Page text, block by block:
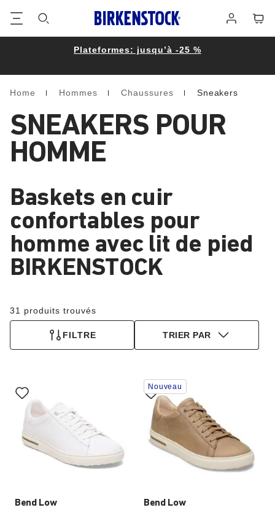
connecter
Plateformes: jusqu’à -25 %
Homepage
Home Hommes Chaussures Sneakers
SNEAKERS POUR
HOMME
Baskets en cuir
confortables pour
homme avec lit de pied
BIRKENSTOCK
31 produits trouvés
FILTRE TRIER PAR
Bend Low
sur
les
échantillons
couleurs
modifiera
Bend Low
Cliquer
sur
les
échantillons
couleurs
modifiera
l’image
Nouveau